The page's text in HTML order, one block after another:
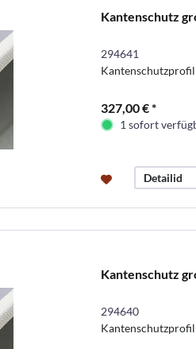
Kantenschutz
294641
327,00 € *
1 sofort
Detailid
Kantenschutz
294640